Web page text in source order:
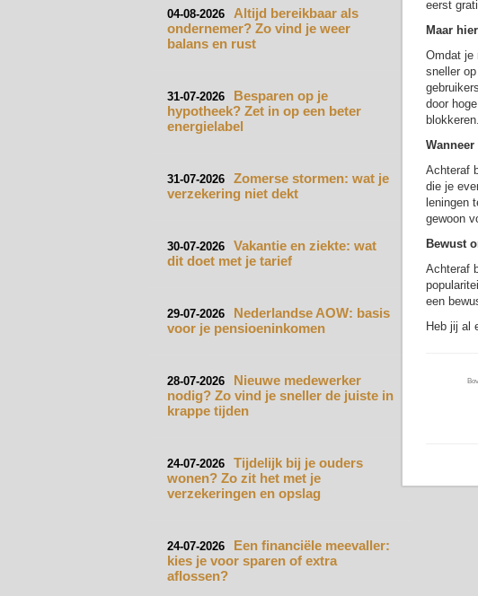
04-08-2026
Altijd bereikbaar als
ondernemer? Zo vind je weer
balans en rust
31-07-2026
Besparen op je
hypotheek? Zet in op een beter
energielabel
31-07-2026
Zomerse stormen: wat je
verzekering niet dekt
30-07-2026
Vakantie en ziekte: wat
dit doet met je tarief
29-07-2026
Nederlandse AOW: basis
voor je pensioeninkomen
28-07-2026
Nieuwe medewerker
nodig? Zo vind je sneller de juiste in
krappe tijden
24-07-2026
Tijdelijk bij je ouders
wonen? Zo zit het met je
verzekeringen en opslag
24-07-2026
Een financiële meevaller:
kies je voor sparen of extra
aflossen?
eerst
Maar
Omdat je
sneller
door
Achteraf
die je
leningen
gewoon
Bewust
Achteraf
een
Heb jij al